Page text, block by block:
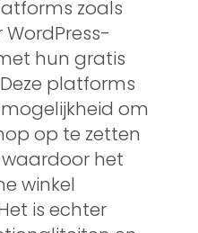
zoals
hun gratis
platforms
om
op te zetten
waardoor het
winkel
is echter